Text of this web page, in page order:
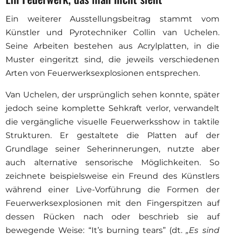
Ein weiterer Ausstellungsbeitrag stammt vom
Künstler und Pyrotechniker Collin van Uchelen.
Seine Arbeiten bestehen aus Acrylplatten, in die
Muster eingeritzt sind, die jeweils verschiedenen
Arten von Feuerwerksexplosionen entsprechen.
Van Uchelen, der ursprünglich sehen konnte, später
jedoch seine komplette Sehkraft verlor, verwandelt
die vergängliche visuelle Feuerwerksshow in taktile
Strukturen. Er gestaltete die Platten auf der
Grundlage seiner Seherinnerungen, nutzte aber
auch alternative sensorische Möglichkeiten. So
zeichnete beispielsweise ein Freund des Künstlers
während einer Live-Vorführung die Formen der
Feuerwerksexplosionen mit den Fingerspitzen auf
dessen Rücken nach oder beschrieb sie auf
bewegende Weise: “It’s burning tears” (dt.„Es sind